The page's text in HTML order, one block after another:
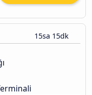
15sa 15dk